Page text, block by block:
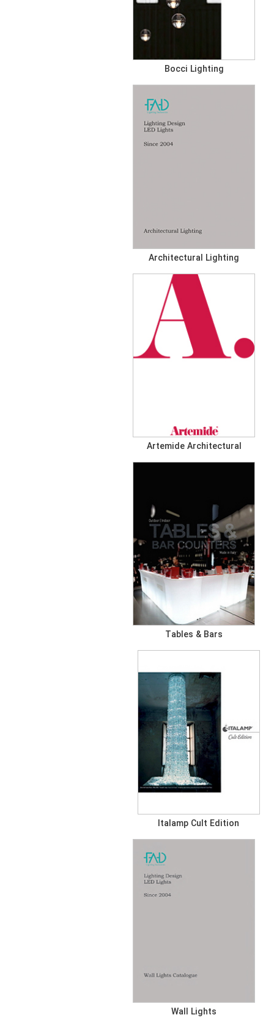
Bocci Lighting
Architectural Lighting
Artemide Architectural
Tables & Bars
Italamp Cult Edition
Wall Lights